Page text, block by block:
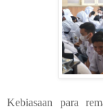
Kebiasaan para